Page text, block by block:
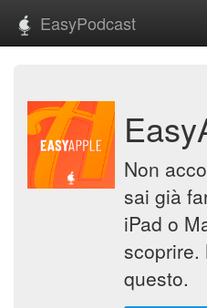
EasyPodcast
Non
sai già
iPad o
scoprire.
questo.